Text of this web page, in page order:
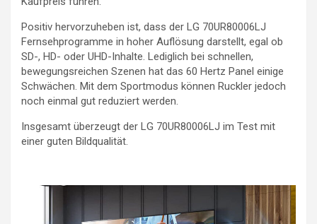
Positiv hervorzuheben ist, dass der LG 70UR80006LJ
Fernsehprogramme in hoher Auflösung darstellt, egal ob
SD-, HD- oder UHD-Inhalte. Lediglich bei schnellen,
bewegungsreichen Szenen hat das 60 Hertz Panel einige
Schwächen. Mit dem Sportmodus können Ruckler jedoch
noch einmal gut reduziert werden.
Insgesamt überzeugt der LG 70UR80006LJ im Test mit
einer guten Bildqualität.